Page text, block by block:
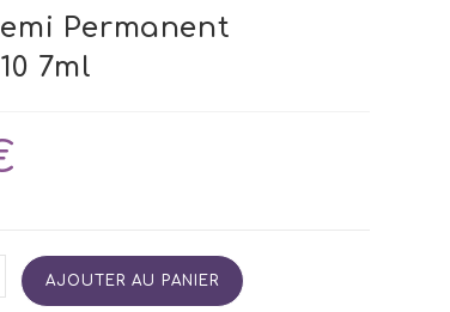
Permanent
7ml
AJOUTER AU PANIER